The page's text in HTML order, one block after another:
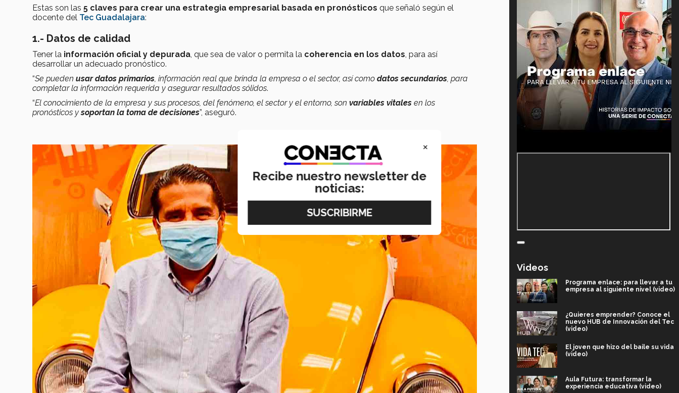
Estas son las 5 claves para crear una estrategia empresarial basada en pronósticos que señaló según el
docente del Tec Guadalajara:
1.- Datos de calidad
Tener la información oficial y depurada, que sea de valor o permita la coherencia en los datos, para así
desarrollar un adecuado pronóstico.
“Se pueden usar datos primarios, información real que brinda la empresa o el sector, así como datos secundarios, para
completar la información requerida y asegurar resultados sólidos.
“El conocimiento de la empresa y sus procesos, del fenómeno, el sector y el entorno, son variables vitales en los
pronósticos ysoportan la toma de decisiones”, aseguró.
Videos
Programa enlace: para llevar a tu
empresa al siguiente nivel (video)
¿Quieres emprender? Conoce el
nuevo HUB de Innovación del Tec
(video)
El joven que hizo del baile su vida
(video)
Aula Futura: transformar la
experiencia educativa (video)
×
Recibe nuestro newsletter de
noticias: